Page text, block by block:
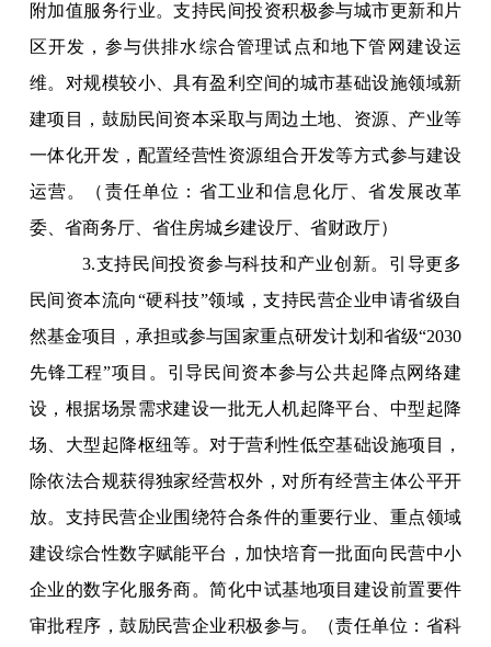
附加值服务行业。支持民间投资积极参与城市更新和片
区开发，参与供排水综合管理试点和地下管网建设运
维。对规模较小、具有盈利空间的城市基础设施领域新
建项目，鼓励民间资本采取与周边土地、资源、产业等
一体化开发，配置经营性资源组合开发等方式参与建设
运营。（责任单位：省工业和信息化厅、省发展改革
委、省商务厅、省住房城乡建设厅、省财政厅）
3.支持民间投资参与科技和产业创新。引导更多
民间资本流向“硬科技”领域，支持民营企业申请省级自
然基金项目，承担或参与国家重点研发计划和省级“2030
先锋工程”项目。引导民间资本参与公共起降点网络建
设，根据场景需求建设一批无人机起降平台、中型起降
场、大型起降枢纽等。对于营利性低空基础设施项目，
除依法合规获得独家经营权外，对所有经营主体公平开
放。支持民营企业围绕符合条件的重要行业、重点领域
建设综合性数字赋能平台，加快培育一批面向民营中小
企业的数字化服务商。简化中试基地项目建设前置要件
审批程序，鼓励民营企业积极参与。（责任单位：省科